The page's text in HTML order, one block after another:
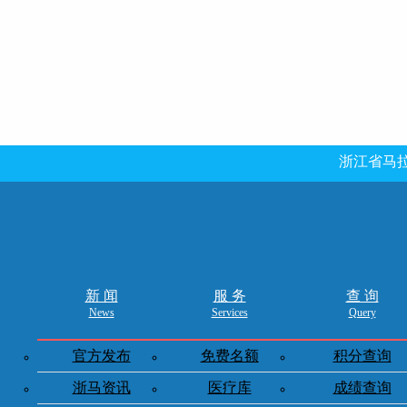
浙江省马
新 闻
News
官方发布
浙马资讯
服 务
Services
免费名额
医疗库
查 询
Query
积分查询
成绩查询